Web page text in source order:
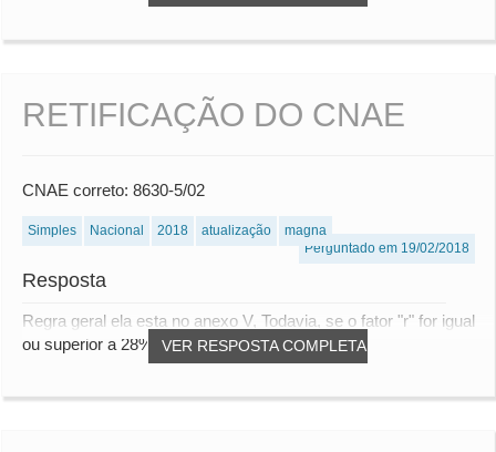
RETIFICAÇÃO DO CNAE
CNAE correto: 8630-5/02
Simples Nacional 2018 atualização
magna
Perguntado em 19/02/2018
Resposta
VER RESPOSTA COMPLETA
Regra geral ela esta no anexo V, Todavia, se o fator "r" for igual
ou superior a 28% será tributada...